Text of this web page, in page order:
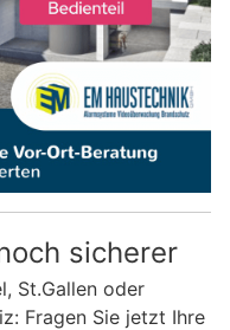
sicherer
St.Gallen oder
Fragen Sie jetzt Ihre